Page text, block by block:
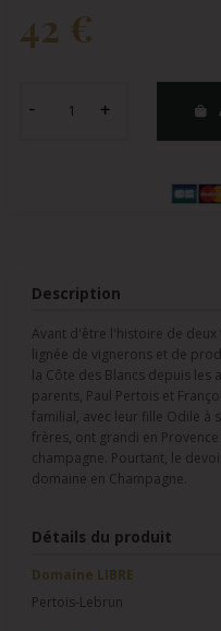
42 €
Description
Avant d'être l'histoire de deux
lignée de vignerons et de
la Côte des Blancs depuis les
parents, Paul Pertois et
familial, avec leur fille Odile à
frères, ont grandi en
champagne. Pourtant, le
domaine en Champagne.
Détails du produit
Domaine LIBRE
Pertois-Lebrun